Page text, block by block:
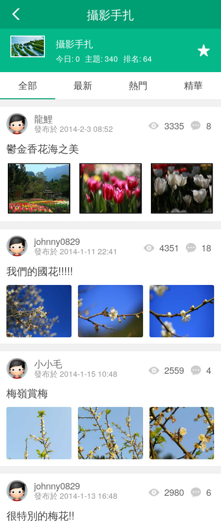
攝影手扎
攝影手扎
今日: 0 主題: 340 排名: 64
全部 最新 熱門 精華
3335 8
龍鯉
發布於 2014-2-3 08:52
鬱金香花海之美
4351 18
johnny0829
發布於 2014-1-11 22:41
我們的國花!!!!!
2559 4
小小毛
發布於 2014-1-15 10:48
梅嶺賞梅
2980 6
johnny0829
發布於 2014-1-13 16:48
很特別的梅花!!